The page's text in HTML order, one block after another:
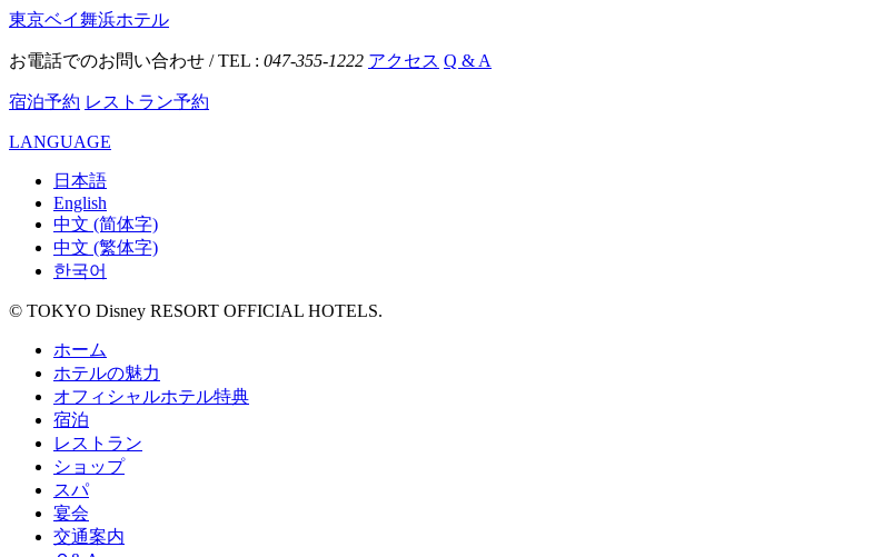
東京ベイ舞浜ホテル
お電話でのお問い合わせ / TEL : 047-355-1222 アクセス Q & A
宿泊予約 レストラン予約
LANGUAGE
日本語
English
中文 (简体字)
中文 (繁体字)
한국어
© TOKYO Disney RESORT OFFICIAL HOTELS.
ホーム
ホテルの魅力
オフィシャルホテル特典
宿泊
レストラン
ショップ
スパ
宴会
交通案内